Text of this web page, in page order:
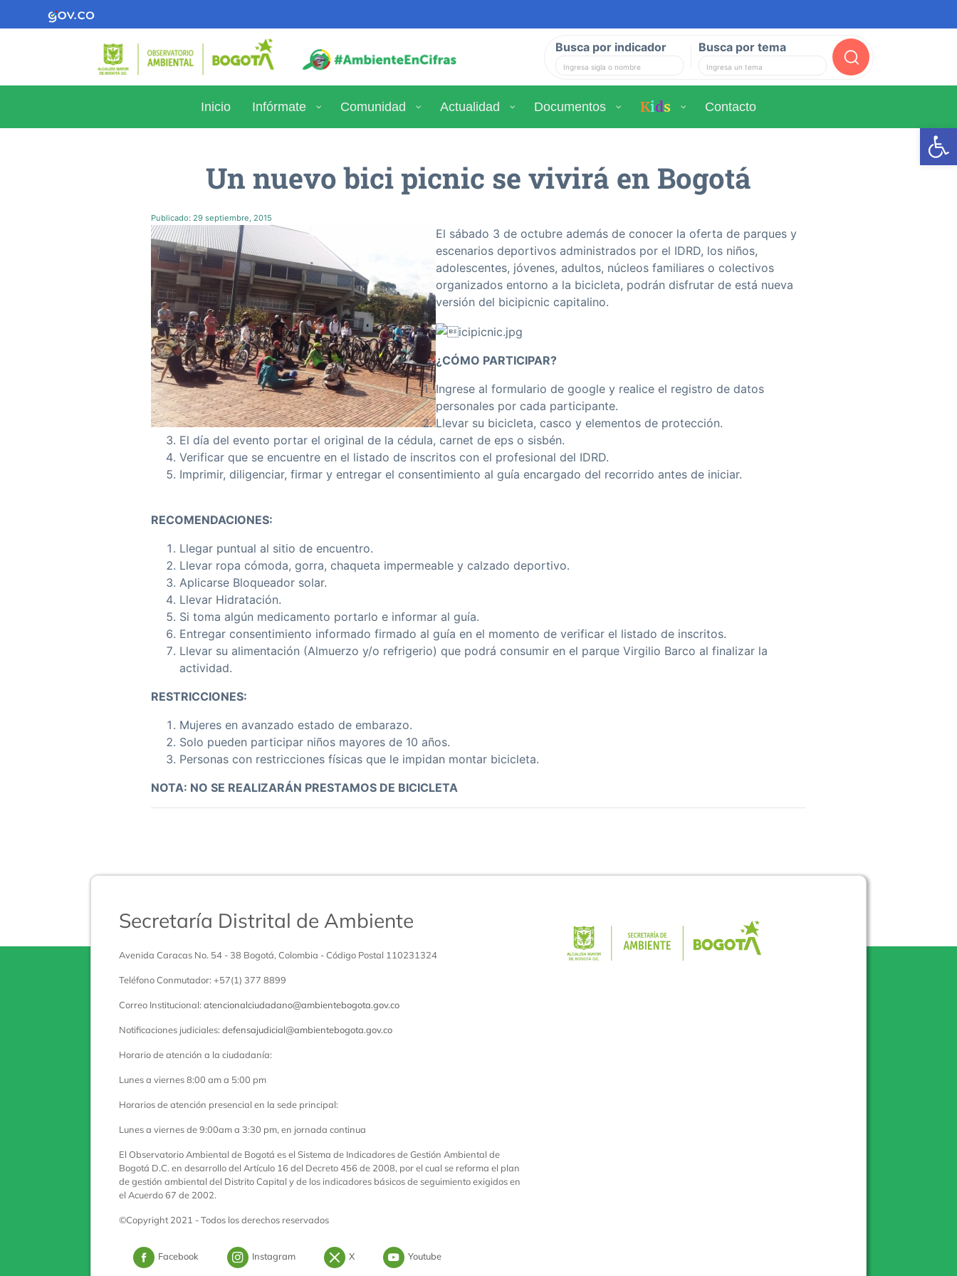
Busca por indicador Busca por tema
Buscar
Inicio Infórmate Comunidad Actualidad Documentos Kids Contacto
Un nuevo bici picnic se vivirá en Bogotá
Publicado: 29 septiembre, 2015
El sábado 3 de octubre además de conocer la oferta de parques y
escenarios deportivos administrados por el IDRD, los niños,
adolescentes, jóvenes, adultos, núcleos familiares o colectivos
organizados entorno a la bicicleta, podrán disfrutar de está nueva
versión del bicipicnic capitalino.
¿CÓMO PARTICIPAR?
Ingrese al formulario de google y realice el registro de datos
personales por cada participante.
Llevar su bicicleta, casco y elementos de protección.
El día del evento portar el original de la cédula, carnet de eps o sisbén.
Verificar que se encuentre en el listado de inscritos con el profesional del IDRD.
Imprimir, diligenciar, firmar y entregar el consentimiento al guía encargado del recorrido antes de iniciar.
RECOMENDACIONES:
Llegar puntual al sitio de encuentro.
Llevar ropa cómoda, gorra, chaqueta impermeable y calzado deportivo.
Aplicarse Bloqueador solar.
Llevar Hidratación.
Si toma algún medicamento portarlo e informar al guía.
Entregar consentimiento informado firmado al guía en el momento de verificar el listado de inscritos.
Llevar su alimentación (Almuerzo y/o refrigerio) que podrá consumir en el parque Virgilio Barco al finalizar la
actividad.
RESTRICCIONES:
Mujeres en avanzado estado de embarazo.
Solo pueden participar niños mayores de 10 años.
Personas con restricciones físicas que le impidan montar bicicleta.
NOTA: NO SE REALIZARÁN PRESTAMOS DE BICICLETA
Secretaría Distrital de Ambiente
Avenida Caracas No. 54 - 38 Bogotá, Colombia - Código Postal 110231324
Teléfono Conmutador: +57(1) 377 8899
Correo Institucional: atencionalciudadano@ambientebogota.gov.co
Notificaciones judiciales: defensajudicial@ambientebogota.gov.co
Horario de atención a la ciudadanía:
Lunes a viernes 8:00 am a 5:00 pm
Horarios de atención presencial en la sede principal:
Lunes a viernes de 9:00am a 3:30 pm, en jornada continua
El Observatorio Ambiental de Bogotá es el Sistema de Indicadores de Gestión Ambiental de
Bogotá D.C. en desarrollo del Artículo 16 del Decreto 456 de 2008, por el cual se reforma el plan
de gestión ambiental del Distrito Capital y de los indicadores básicos de seguimiento exigidos en
el Acuerdo 67 de 2002.
©Copyright 2021 - Todos los derechos reservados
Facebook Logo FacebookInstagram Logo Instagram
XLogo Twitter Youtube